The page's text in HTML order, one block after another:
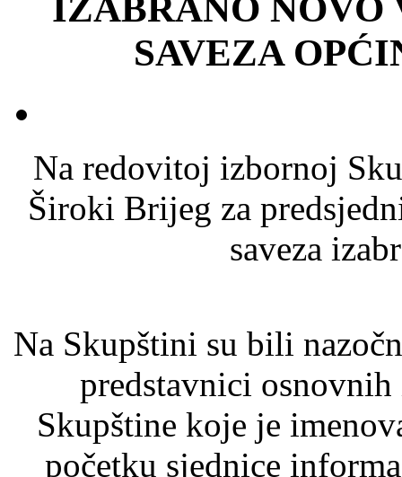
IZABRANO NOVO
SAVEZA
Na redovitoj izbornoj
Široki Brijeg za
saveza
Na Skupštini su bili
predstavnici
Skupštine koje je
početku sjednice